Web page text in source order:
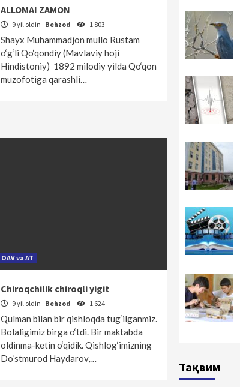
ALLOMAI ZAMON
9 yil oldin Behzod 1 803
Shayx Muhammadjon mullo Rustam
o‘g‘li Qo‘qondiy (Mavlaviy hoji
Hindistoniy) 1892 milodiy yilda Qo‘qon
muzofotiga qarashli…
OAV va AT
Chiroqchilik chiroqli yigit
9 yil oldin Behzod 1 624
Qulman bilan bir qishloqda tug‘ilganmiz.
Bolaligimiz birga o‘tdi. Bir maktabda
oldinma-ketin o‘qidik. Qishlog‘imizning
Do‘stmurod Haydarov,…
Тақвим